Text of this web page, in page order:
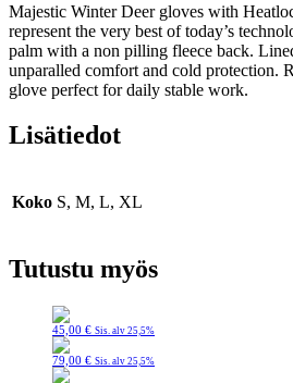
Majestic Winter Deer gloves with
represent the very best of today’s
palm with a non pilling fleece back.
unparalled comfort and cold protection.
glove perfect for daily stable work.
Lisätiedot
Koko S, M, L, XL
Tutustu myös
45,00 € Sis. alv 25,5%
79,00 € Sis. alv 25,5%